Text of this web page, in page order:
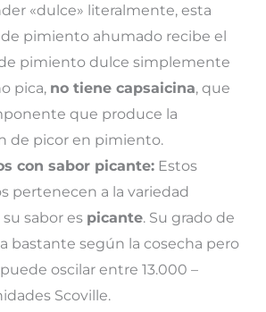
«dulce» literalmente, esta
pimiento ahumado recibe el
pimiento dulce simplemente
pica, no tiene capsaicina, que
que produce la
de picor en pimiento.
con sabor picante: Estos
pertenecen a la variedad
su sabor es picante. Su grado de
bastante según la cosecha pero
oscilar entre 13.000 –
Scoville.